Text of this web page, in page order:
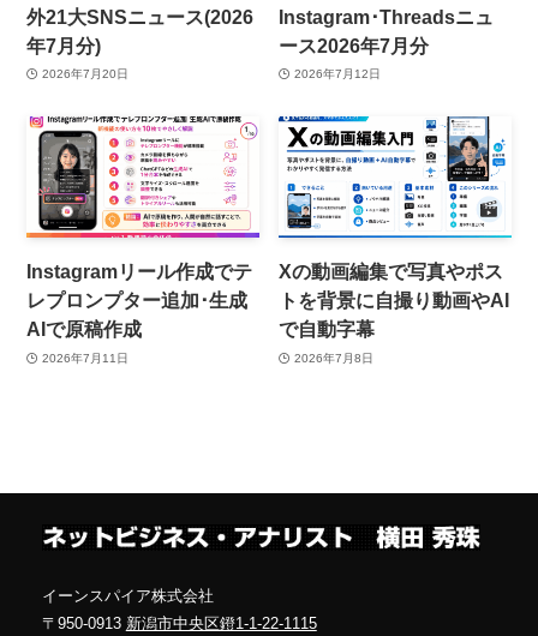
外21大SNSニュース(2026
年7月分)
2026年7月20日
Instagram･Threadsニュ
ース2026年7月分
2026年7月12日
Instagramリール作成でテ
レプロンプター追加･生成
AIで原稿作成
2026年7月11日
Xの動画編集で写真やポス
トを背景に自撮り動画やAI
で自動字幕
2026年7月8日
イーンスパイア株式会社
〒950-0913 新潟市中央区鐙1-1-22-1115